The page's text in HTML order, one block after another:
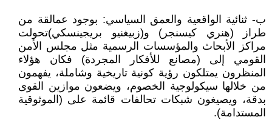
ب- ثنائية الواقعية والعمق السياسي: بوجود عمالقة من
طراز (هنري كيسنجر) و(زبيغنيو بريجينسكي)تحولت
مراكز الأبحاث والمؤسسات الرسمية مثل مجلس الأمن
القومي إلى (مصانع للأفكار المجردة) فكان هؤلاء
المنظرون يمتلكون رؤية كونية تاريخية وشاملة، يفهمون
من خلالها سيكولوجية الخصوم، ويضعون موازين القوى
بدقة، ويصيغون شبكات تحالفات قائمة على (الموثوقية
المستدامة).